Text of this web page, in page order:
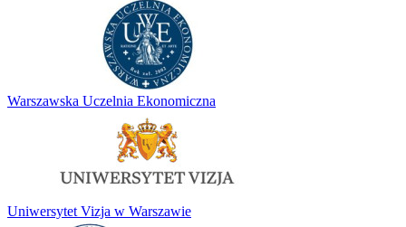
Warszawska Uczelnia Ekonomiczna
Uniwersytet Vizja w Warszawie